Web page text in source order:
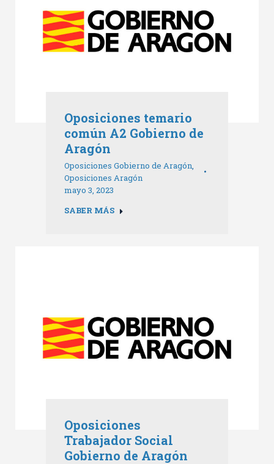
Oposiciones temario
común A2 Gobierno de
Aragón
Oposiciones Gobierno de Aragón,
Oposiciones Aragón
mayo 3, 2023
SABER MÁS
Oposiciones
Trabajador Social
Gobierno de Aragón